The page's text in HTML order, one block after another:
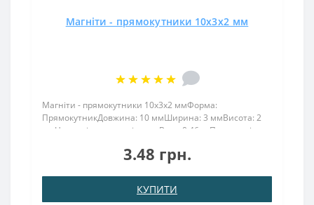
Магніти - прямокутники 10x3x2 мм
Магніти - прямокутники 10x3x2 ммФорма:
ПрямокутникДовжина: 10 ммШирина: 3 ммВисота: 2
ммНамагнічення: аксіальнеВага: 0,46 грПоверх. нікель
грТемпература використання: до 80 ° CПрямокутник
3.48 грн.
КУПИТИ